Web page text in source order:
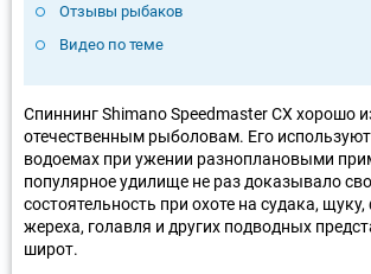
Отзывы рыбаков
Видео по теме
Спиннинг Shimano Speedmaster CX хорошо
отечественным рыболовам. Его
водоемах при ужении разноплановыми
популярное удилище не раз доказывало
состоятельность при охоте на судака,
жереха, голавля и других подводных
широт.